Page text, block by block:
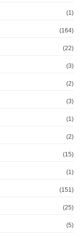
(1)
(164)
(22)
(3)
(2)
(3)
(1)
(2)
(15)
(1)
(151)
(25)
(5)